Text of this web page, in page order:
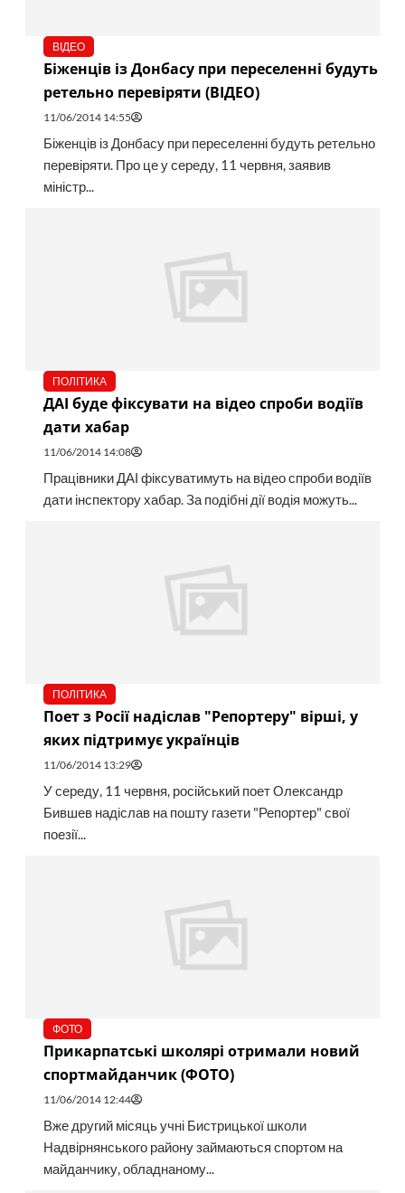
ВІДЕО
Біженців із Донбасу при переселенні будуть
ретельно перевіряти (ВІДЕО)
11/06/2014 14:55
Біженців із Донбасу при переселенні будуть ретельно
перевіряти. Про це у середу, 11 червня, заявив
міністр...
ПОЛІТИКА
ДАІ буде фіксувати на відео спроби водіїв
дати хабар
11/06/2014 14:08
Працівники ДАІ фіксуватимуть на відео спроби водіїв
дати інспектору хабар. За подібні дії водія можуть...
ПОЛІТИКА
Поет з Росії надіслав "Репортеру" вірші, у
яких підтримує українців
11/06/2014 13:29
У середу, 11 червня, російський поет Олександр
Бившев надіслав на пошту газети "Репортер" свої
поезії...
ФОТО
Прикарпатські школярі отримали новий
спортмайданчик (ФОТО)
11/06/2014 12:44
Вже другий місяць учні Бистрицької школи
Надвірнянського району займаються спортом на
майданчику, обладнаному...